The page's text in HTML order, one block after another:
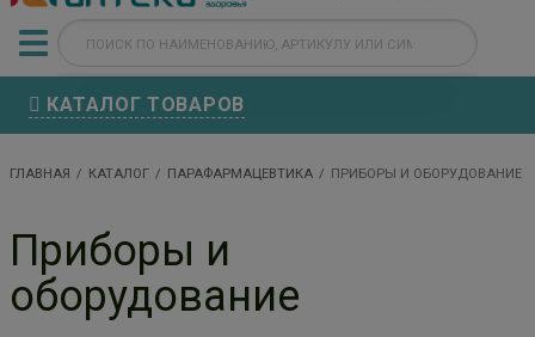
КАТАЛОГ ТОВАРОВ
ГЛАВНАЯ КАТАЛОГ ПАРАФАРМАЦЕВТИКА ПРИБОРЫ И ОБОРУДОВАНИЕ
Приборы и
оборудование